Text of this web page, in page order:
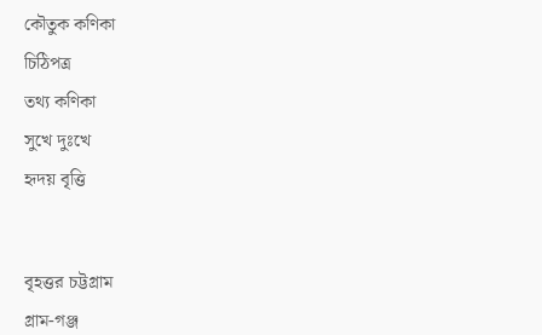
কৌতুক কণিকা
চিঠিপত্র
তথ্য কণিকা
সুখে দুঃখে
হৃদয় বৃত্তি
বৃহত্তর চট্টগ্রাম
গ্রাম-গঞ্জ